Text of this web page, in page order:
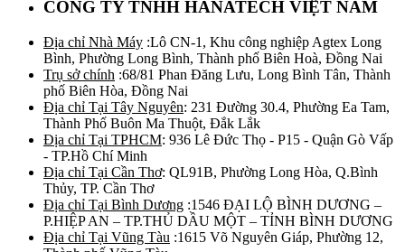
CÔNG TY TNHH HANATECH VIỆT NAM
Địa chỉ Nhà Máy :Lô CN-1, Khu công nghiệp Agtex Long
Bình, Phường Long Bình, Thành phố Biên Hoà, Đồng Nai
Trụ sở chính :68/81 Phan Đăng Lưu, Long Bình Tân, Thành
phố Biên Hòa, Đồng Nai
Địa chỉ Tại Tây Nguyên: 231 Đường 30.4, Phường Ea Tam,
Thành Phố Buôn Ma Thuột, Đắk Lắk
Địa chỉ Tại TPHCM: 936 Lê Đức Thọ - P15 - Quận Gò Vấp
- TP.Hồ Chí Minh
Địa chỉ Tại Cần Thơ: QL91B, Phường Long Hòa, Q.Bình
Thủy, TP. Cần Thơ
Địa chỉ Tại Bình Dương :1546 ĐẠI LỘ BÌNH DƯƠNG –
P.HIỆP AN – TP.THỦ DẦU MỘT – TỈNH BÌNH DƯƠNG
Địa chỉ Tại Vũng Tàu :1615 Võ Nguyên Giáp, Phường 12,